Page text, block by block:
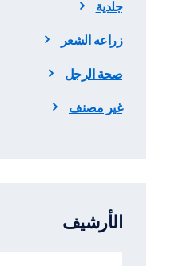
جلدية
زراعه الشعر
صحة الرجل
غير مصنف
الأرشيف